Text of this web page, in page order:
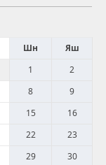
Шн
Яш
1
2
8
9
15
16
22
23
29
30